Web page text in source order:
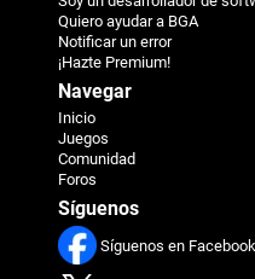
Quiero ayudar a BGA
Notificar un error
¡Hazte Premium!
Navegar
Inicio
Juegos
Comunidad
Foros
Síguenos
Síguenos en Facebook